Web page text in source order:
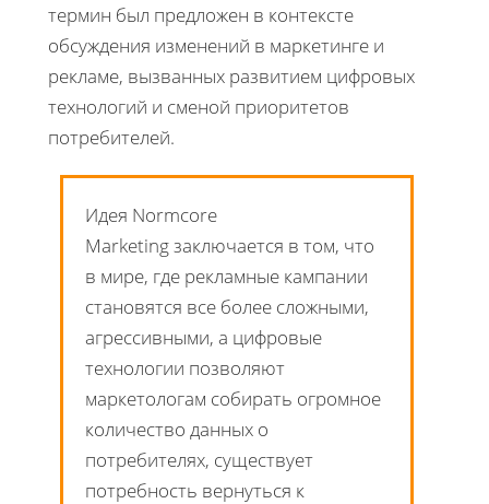
термин был предложен в контексте
обсуждения изменений в маркетинге и
рекламе, вызванных развитием цифровых
технологий и сменой приоритетов
потребителей.
Идея Normcore
Marketing заключается в том, что
в мире, где рекламные кампании
становятся все более сложными,
агрессивными, а цифровые
технологии позволяют
маркетологам собирать огромное
количество данных о
потребителях, существует
потребность вернуться к